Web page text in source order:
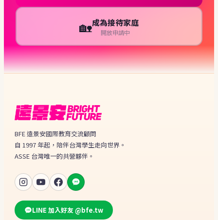
🏡成為接待家庭
開放申請中
BFE 遠景安國際教育交流顧問
自 1997 年起，陪伴台灣學生走向世界。
ASSE 台灣唯一的共營夥伴。
LINE 加入好友 @bfe.tw